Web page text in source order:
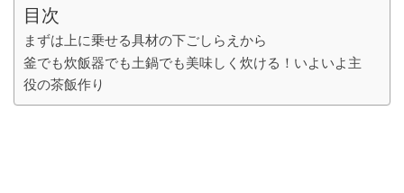
目次
まずは上に乗せる具材の下ごしらえから
釜でも炊飯器でも土鍋でも美味しく炊ける！いよいよ主
役の茶飯作り